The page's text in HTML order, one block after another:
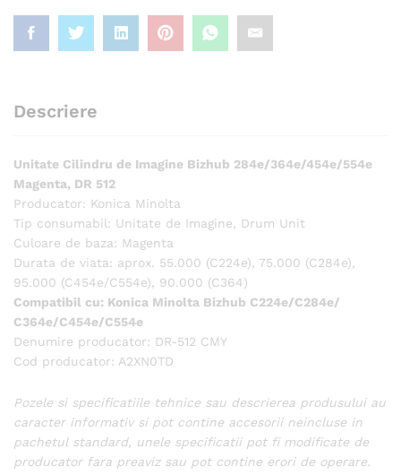
Descriere
Unitate Cilindru de Imagine Bizhub 284e/364e/454e/554e
Magenta, DR 512
Producator: Konica Minolta
Tip consumabil: Unitate de Imagine, Drum Unit
Culoare de baza: Magenta
Durata de viata: aprox. 55.000 (C224e), 75.000 (C284e),
95.000 (C454e/C554e), 90.000 (C364)
Compatibil cu: Konica Minolta Bizhub C224e/C284e/
C364e/C454e/C554e
Denumire producator: DR-512 CMY
Cod producator: A2XN0TD
Pozele si specificatiile tehnice sau descrierea produsului au
caracter informativ si pot contine accesorii neincluse in
pachetul standard, unele specificatii pot fi modificate de
producator fara preaviz sau pot contine erori de operare.